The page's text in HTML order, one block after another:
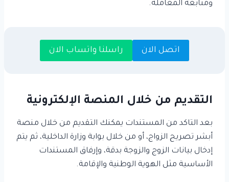
ومتابعة المعاملة.
اتصل الان راسلنا واتساب الان
التقديم من خلال المنصة الإلكترونية
بعد التاكد من المستندات يمكنك التقديم من خلال منصة
أبشر تصريح الزواج، أو من خلال بوابة وزارة الداخلية، ثم يتم
إدخال بيانات الزوج والزوجة بدقة، وإرفاق المستندات
الأساسية مثل الهوية الوطنية والإقامة.